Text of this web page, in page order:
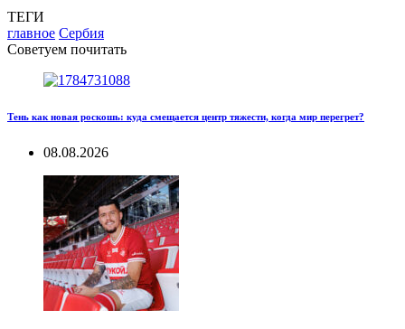
ТЕГИ
главное Сербия
Советуем почитать
Тень как новая роскошь: куда смещается центр тяжести, когда мир перегрет?
08.08.2026